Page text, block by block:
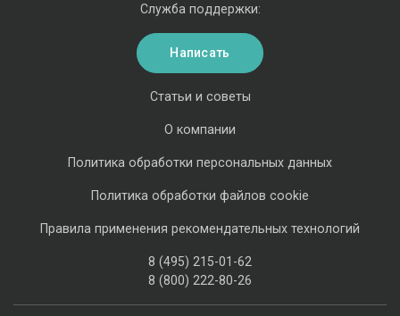
Статьи и советы
О компании
Политика обработки персональных данных
Политика обработки файлов cookie
Правила применения рекомендательных технологий
8 (495) 215-01-62
8 (800) 222-80-26
Служба поддержки:
Написать